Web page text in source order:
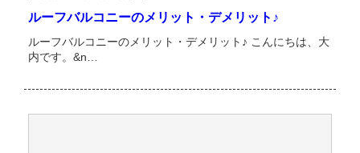
ルーフバルコニーのメリット・デメリット♪
ルーフバルコニーのメリット・デメリット♪ こんにちは、大
内です。&n…